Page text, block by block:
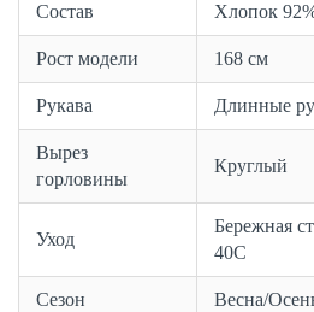
Состав Хлопок
Рост модели 168 см
Рукава Длинные
Вырез
горловины
Круглый
Уход
Бережная
40С
Сезон Весна/